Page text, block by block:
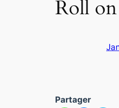
Roll
Partager